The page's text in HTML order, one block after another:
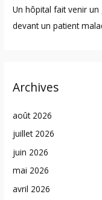
Un hôpital fait venir
devant un patient
Archives
août 2026
juillet 2026
juin 2026
mai 2026
avril 2026